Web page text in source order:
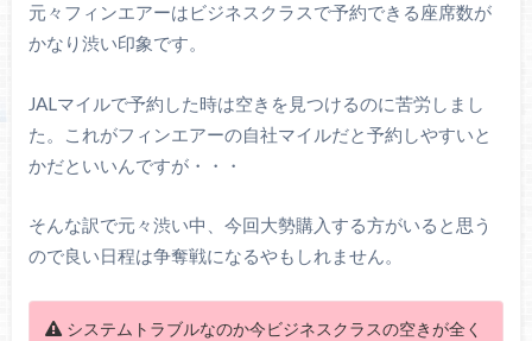
元々フィンエアーはビジネスクラスで予約できる座席数が
かなり渋い印象です。
JALマイルで予約した時は空きを見つけるのに苦労しまし
た。これがフィンエアーの自社マイルだと予約しやすいと
かだといいんですが・・・
そんな訳で元々渋い中、今回大勢購入する方がいると思う
ので良い日程は争奪戦になるやもしれません。
システムトラブルなのか今ビジネスクラスの空きが全く